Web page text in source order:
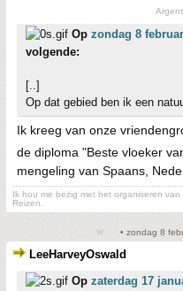
Op zondag 8
volgende:
[..]
Op dat gebied ben ik een
Ik kreeg van onze
de diploma "Beste vloeker
mengeling van Spaans,
Ik hou me bezig met het organiseren
Reizen.
• zondag 8
LeeHarveyOswald
Op zaterdag 17